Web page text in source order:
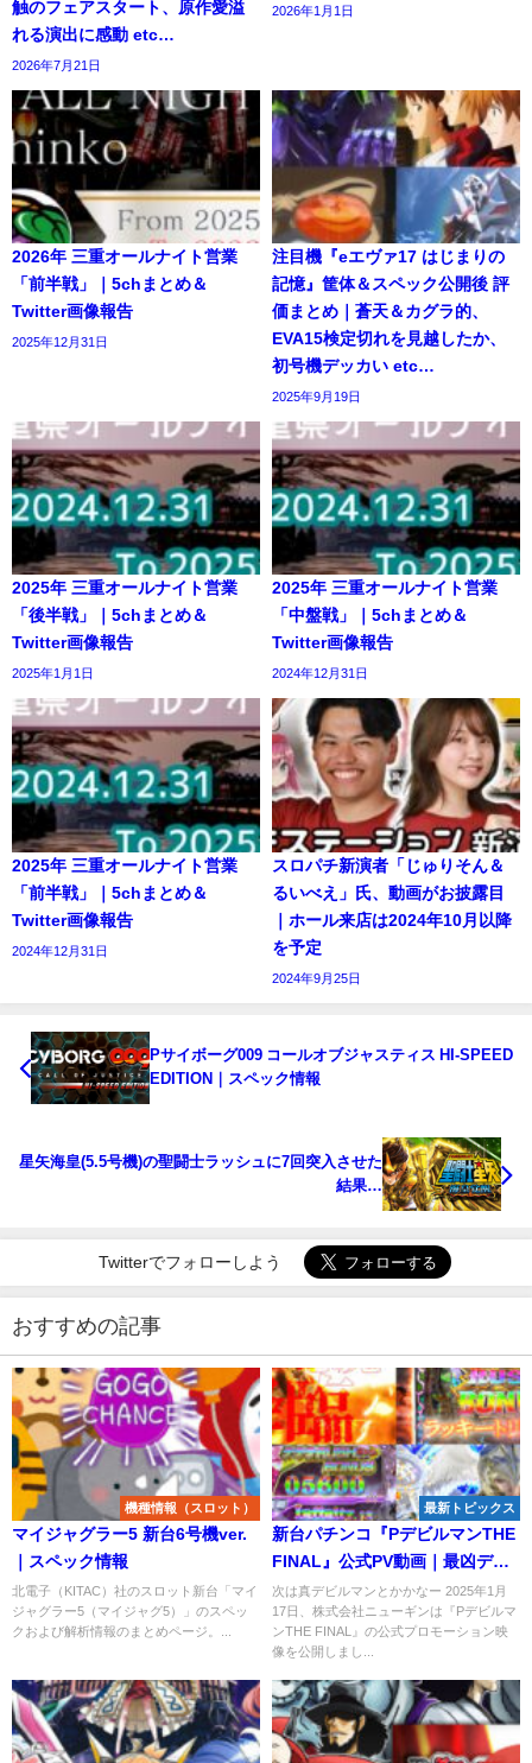
触のフェアスタート、原作愛溢
れる演出に感動 etc…
2026年7月21日
2026年1月1日
2026年 三重オールナイト営業
「前半戦」｜5chまとめ＆
Twitter画像報告
2025年12月31日
注目機『eエヴァ17 はじまりの
記憶』筐体＆スペック公開後 評
価まとめ｜蒼天＆カグラ的、
EVA15検定切れを見越したか、
初号機デッカい etc…
2025年9月19日
2025年 三重オールナイト営業
「後半戦」｜5chまとめ＆
Twitter画像報告
2025年1月1日
2025年 三重オールナイト営業
「中盤戦」｜5chまとめ＆
Twitter画像報告
2024年12月31日
2025年 三重オールナイト営業
「前半戦」｜5chまとめ＆
Twitter画像報告
2024年12月31日
スロパチ新演者「じゅりそん＆
るいべえ」氏、動画がお披露目
｜ホール来店は2024年10月以降
を予定
2024年9月25日
Pサイボーグ009 コールオブジャスティス HI-SPEED
EDITION｜スペック情報
星矢海皇(5.5号機)の聖闘士ラッシュに7回突入させた
結果…
Twitterでフォローしよう
おすすめの記事
機種情報（スロット）
マイジャグラー5 新台6号機ver.
｜スペック情報
北電子（KITAC）社のスロット新台「マイ
ジャグラー5（マイジャグ5）」のスペッ
クおよび解析情報のまとめページ。...
最新トピックス
新台パチンコ『PデビルマンTHE
FINAL』公式PV動画｜最凶デビ
ループSPEC「88％継続＆94.5％
継続」、LT終了後も再びRUSH
突入 etc…
次は真デビルマンとかかなー 2025年1月
17日、株式会社ニューギンは『Pデビルマ
ンTHE FINAL』の公式プロモーション映
像を公開しまし...